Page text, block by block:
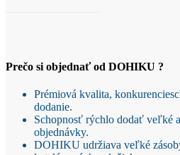
Prečo si objednať od DOHIKU ?
Prémiová kvalita,
dodanie.
Schopnosť rýchlo dodať veľké
objednávky.
DOHIKU udržiava veľké